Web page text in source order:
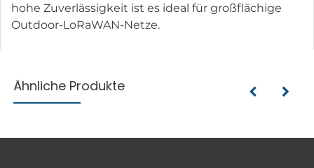
hohe Zuverlässigkeit ist es ideal für großflächige
Outdoor-LoRaWAN-Netze.
Ähnliche Produkte